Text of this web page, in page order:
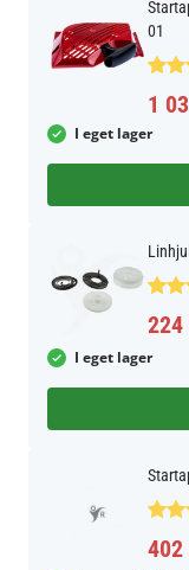
01
1
I eget lager
I eget lager